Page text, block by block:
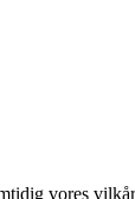
vores